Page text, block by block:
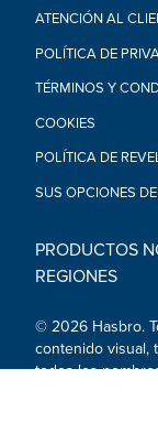
ATENCIÓN AL
POLÍTICA DE
TÉRMINOS Y
COOKIES
POLÍTICA DE
SUS OPCIONES
PRODUCTOS
REGIONES
© 2026 Hasbro.
contenido visual,
todos los